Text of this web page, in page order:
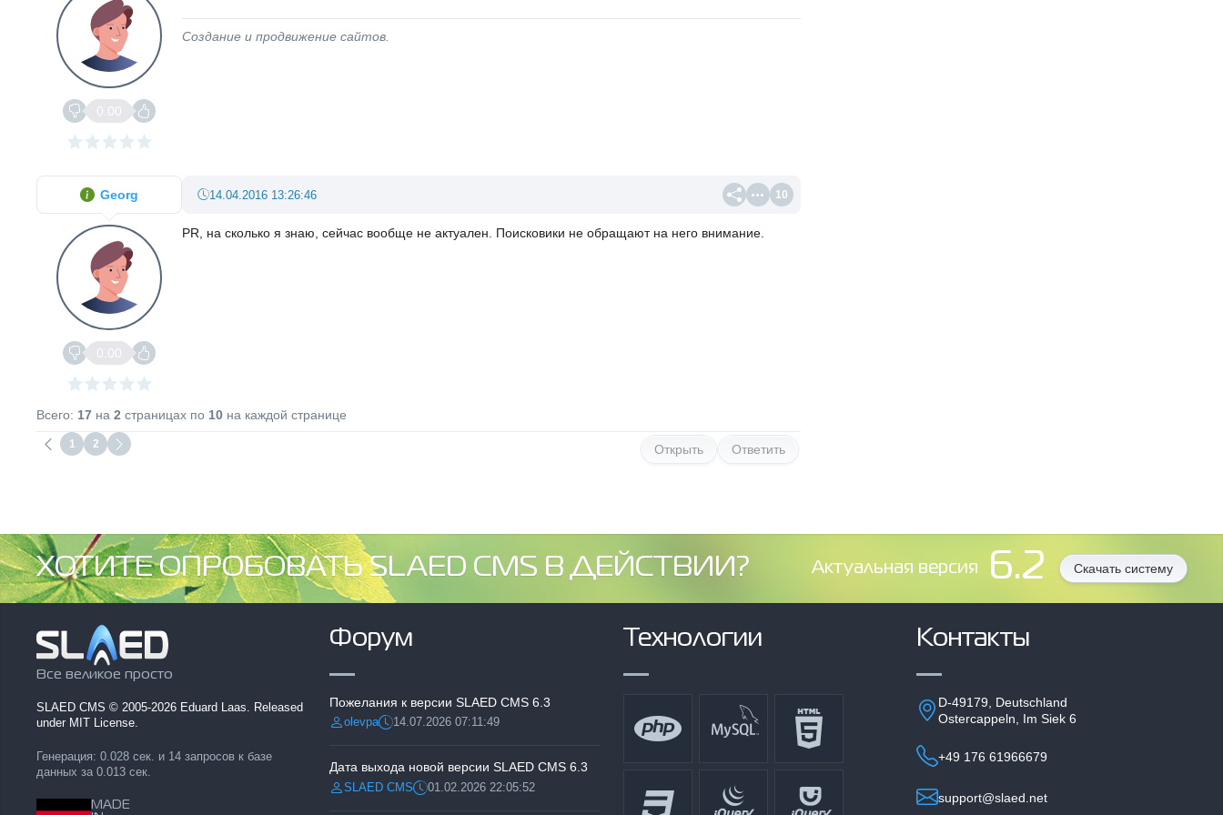
Создание и продвижение сайтов.
0.00
10
14.04.2016 13:26:46
PR, на сколько я знаю, сейчас вообще не актуален. Поисковики не обращают на него внимание.
Georg
0.00
Всего: 17 на 2 страницах по 10 на каждой странице
1 2 Открыть Ответить
ХОТИТЕ ОПРОБОВАТЬ SLAED CMS В ДЕЙСТВИИ? Aктуальная версия 6.2 Скачать систему
Все великое просто
SLAED CMS © 2005-2026 Eduard Laas. Released
under MIT License.
Генерация: 0.028 сек. и 14 запросов к базе
данных за 0.013 сек.
MADE
Форум
Пожелания к версии SLAED CMS 6.3
Разместил:
olevpaДата:14.07.2026 07:11:49
Дата выхода новой версии SLAED CMS 6.3
Разместил:
SLAED CMSДата:01.02.2026 22:05:52
Технологии Контакты
D-49179, Deutschland
Ostercappeln, Im Siek 6
+49 176 61966679
support@slaed.net